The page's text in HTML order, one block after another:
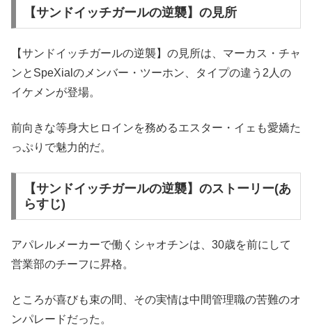
【サンドイッチガールの逆襲】の見所
【サンドイッチガールの逆襲】の見所は、マーカス・チャ
ンとSpeXialのメンバー・ツーホン、タイプの違う2人の
イケメンが登場。
前向きな等身大ヒロインを務めるエスター・イェも愛嬌た
っぷりで魅力的だ。
【サンドイッチガールの逆襲】のストーリー(あ
らすじ)
アパレルメーカーで働くシャオチンは、30歳を前にして
営業部のチーフに昇格。
ところが喜びも束の間、その実情は中間管理職の苦難のオ
ンパレードだった。